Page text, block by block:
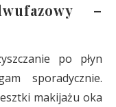
–
po płyn
sporadycznie.
makijażu oka